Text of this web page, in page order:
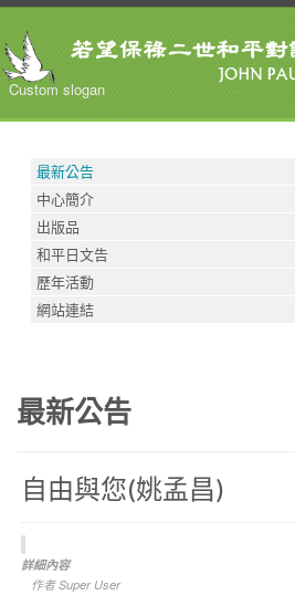
Custom slogan
最新公告
中心簡介
出版品
和平日文告
歷年活動
網站連結
最新公告
自由與您(姚孟昌)
詳細內容
作者Super User